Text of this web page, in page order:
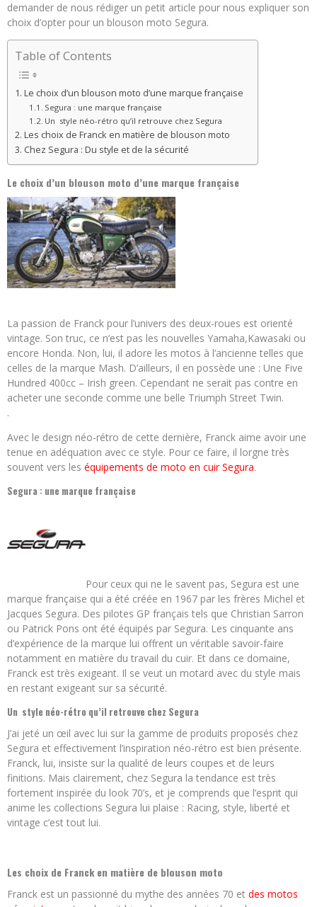
demander de nous rédiger un petit article pour nous expliquer son
choix d’opter pour un blouson moto Segura.
Table of Contents
Le choix d’un blouson moto d’une marque française
Segura : une marque française
Un style néo-rétro qu’il retrouve chez Segura
Les choix de Franck en matière de blouson moto
Chez Segura : Du style et de la sécurité
Le choix d’un blouson moto d’une marque française
La passion de Franck pour l’univers des deux-roues est orienté
vintage. Son truc, ce n’est pas les nouvelles Yamaha,Kawasaki ou
encore Honda. Non, lui, il adore les motos à l’ancienne telles que
celles de la marque Mash. D’ailleurs, il en possède une : Une Five
Hundred 400cc – Irish green. Cependant ne serait pas contre en
acheter une seconde comme une belle Triumph Street Twin.
.
Avec le design néo-rétro de cette dernière, Franck aime avoir une
tenue en adéquation avec ce style. Pour ce faire, il lorgne très
souvent vers les équipements de moto en cuir Segura.
Segura : une marque française
Pour ceux qui ne le savent pas, Segura est une
marque française qui a été créée en 1967 par les frères Michel et
Jacques Segura. Des pilotes GP français tels que Christian Sarron
ou Patrick Pons ont été équipés par Segura. Les cinquante ans
d’expérience de la marque lui offrent un véritable savoir-faire
notamment en matière du travail du cuir. Et dans ce domaine,
Franck est très exigeant. Il se veut un motard avec du style mais
en restant exigeant sur sa sécurité.
Un style néo-rétro qu’il retrouve chez Segura
J’ai jeté un œil avec lui sur la gamme de produits proposés chez
Segura et effectivement l’inspiration néo-rétro est bien présente.
Franck, lui, insiste sur la qualité de leurs coupes et de leurs
finitions. Mais clairement, chez Segura la tendance est très
fortement inspirée du look 70’s, et je comprends que l’esprit qui
anime les collections Segura lui plaise : Racing, style, liberté et
vintage c’est tout lui.
Les choix de Franck en matière de blouson moto
Franck est un passionné du mythe des années 70 et des motos